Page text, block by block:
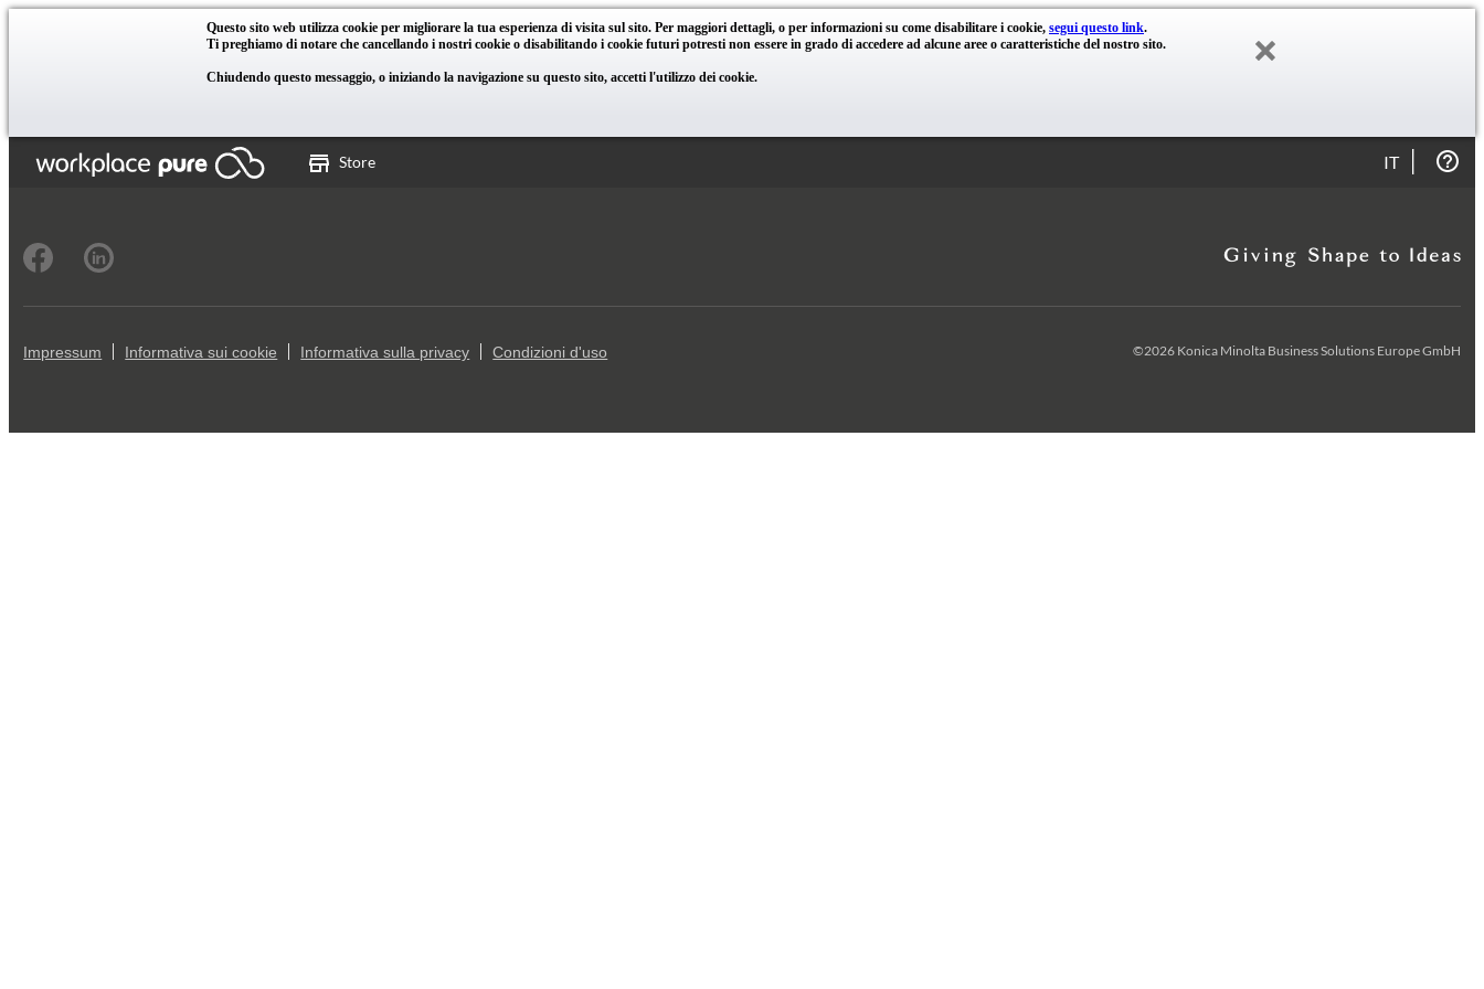
Questo sito web utilizza cookie per migliorare la tua esperienza di visita sul sito. Per maggiori dettagli, o per informazioni su come disabilitare i cookie, segui questo link.
Ti preghiamo di notare che cancellando i nostri cookie o disabilitando i cookie futuri potresti non essere in grado di accedere ad alcune aree o caratteristiche del nostro sito.
Chiudendo questo messaggio, o iniziando la navigazione su questo sito, accetti l'utilizzo dei cookie.
Store IT
Impressum Informativa sui cookie Informativa sulla privacy Condizioni d'uso ©2026 Konica Minolta Business Solutions Europe GmbH